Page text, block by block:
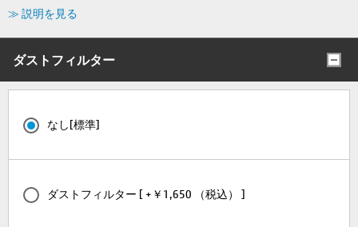
≫ 説明を見る
ダストフィルター
なし[標準]
ダストフィルター [ +￥1,650 （税込） ]